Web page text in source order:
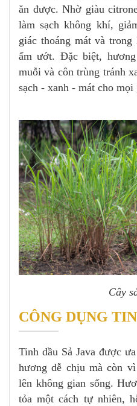
ăn được. Nhờ giàu
làm sạch không khí,
giác thoáng mát và
ẩm ướt. Đặc biệt,
muỗi và côn trùng tránh
sạch - xanh - mát cho mọi
Cây
CÔNG DỤNG
Tinh dầu Sả Java được
hương dễ chịu mà còn
lên không gian sống.
tỏa một cách tự nhiên,